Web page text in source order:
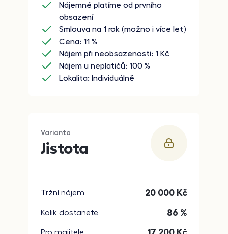
Nájemné platíme od prvního
obsazení
Smlouva na 1 rok (možno i více let)
Cena: 11 %
Nájem při neobsazenosti: 1 Kč
Nájem u neplatičů: 100 %
Lokalita: Individuálně
Varianta
Jistota
Tržní nájem 20 000 Kč
Kolik dostanete 86 %